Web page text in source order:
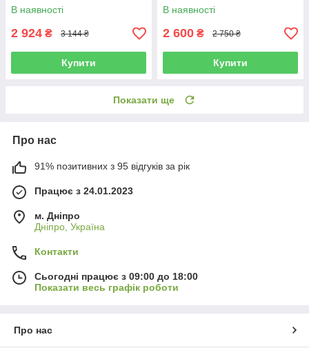
В наявності
2 924 ₴ 3 144 ₴
Купити
В наявності
2 600 ₴ 2 750 ₴
Купити
Показати ще
Про нас
91% позитивних з 95 відгуків за рік
Працює з 24.01.2023
м. Дніпро
Дніпро, Україна
Контакти
Сьогодні працює з 09:00 до 18:00
Показати весь графік роботи
Про нас